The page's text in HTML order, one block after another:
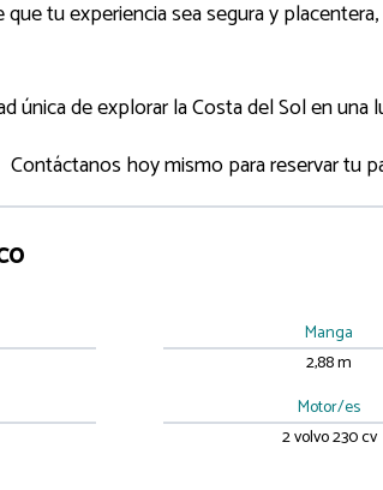
tu experiencia sea segura y
única de explorar la Costa del Sol en una
Contáctanos hoy mismo para reservar tu
Manga
2,88 m
Motor/es
2 volvo 230 cv